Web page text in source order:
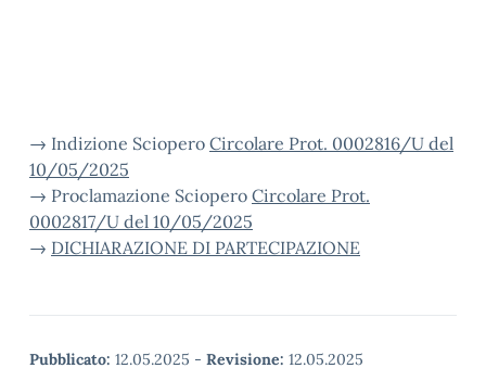
→ Indizione Sciopero Circolare Prot. 0002816/U del
10/05/2025
→ Proclamazione Sciopero Circolare Prot.
0002817/U del 10/05/2025
→ DICHIARAZIONE DI PARTECIPAZIONE
Pubblicato: 12.05.2025 - Revisione: 12.05.2025